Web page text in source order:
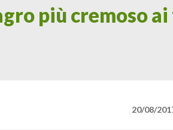
più cremoso
20/08/